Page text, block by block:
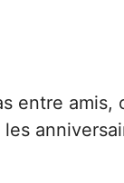
entre amis,